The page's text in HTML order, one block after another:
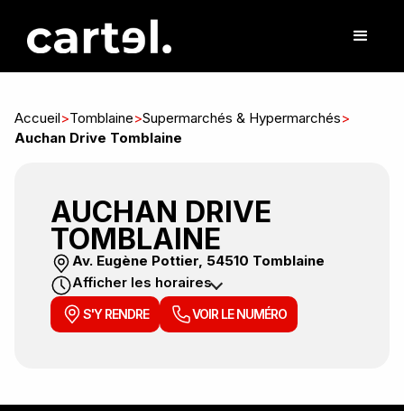
Accueil>Tomblaine>Supermarchés & Hypermarchés>
Auchan Drive Tomblaine
AUCHAN DRIVE
TOMBLAINE
Av. Eugène Pottier, 54510 Tomblaine
Afficher les horaires
S'Y RENDRE VOIR LE NUMÉRO